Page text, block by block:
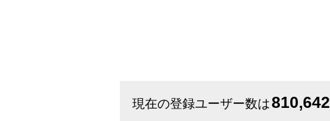
現在の登録ユーザー数は810,642